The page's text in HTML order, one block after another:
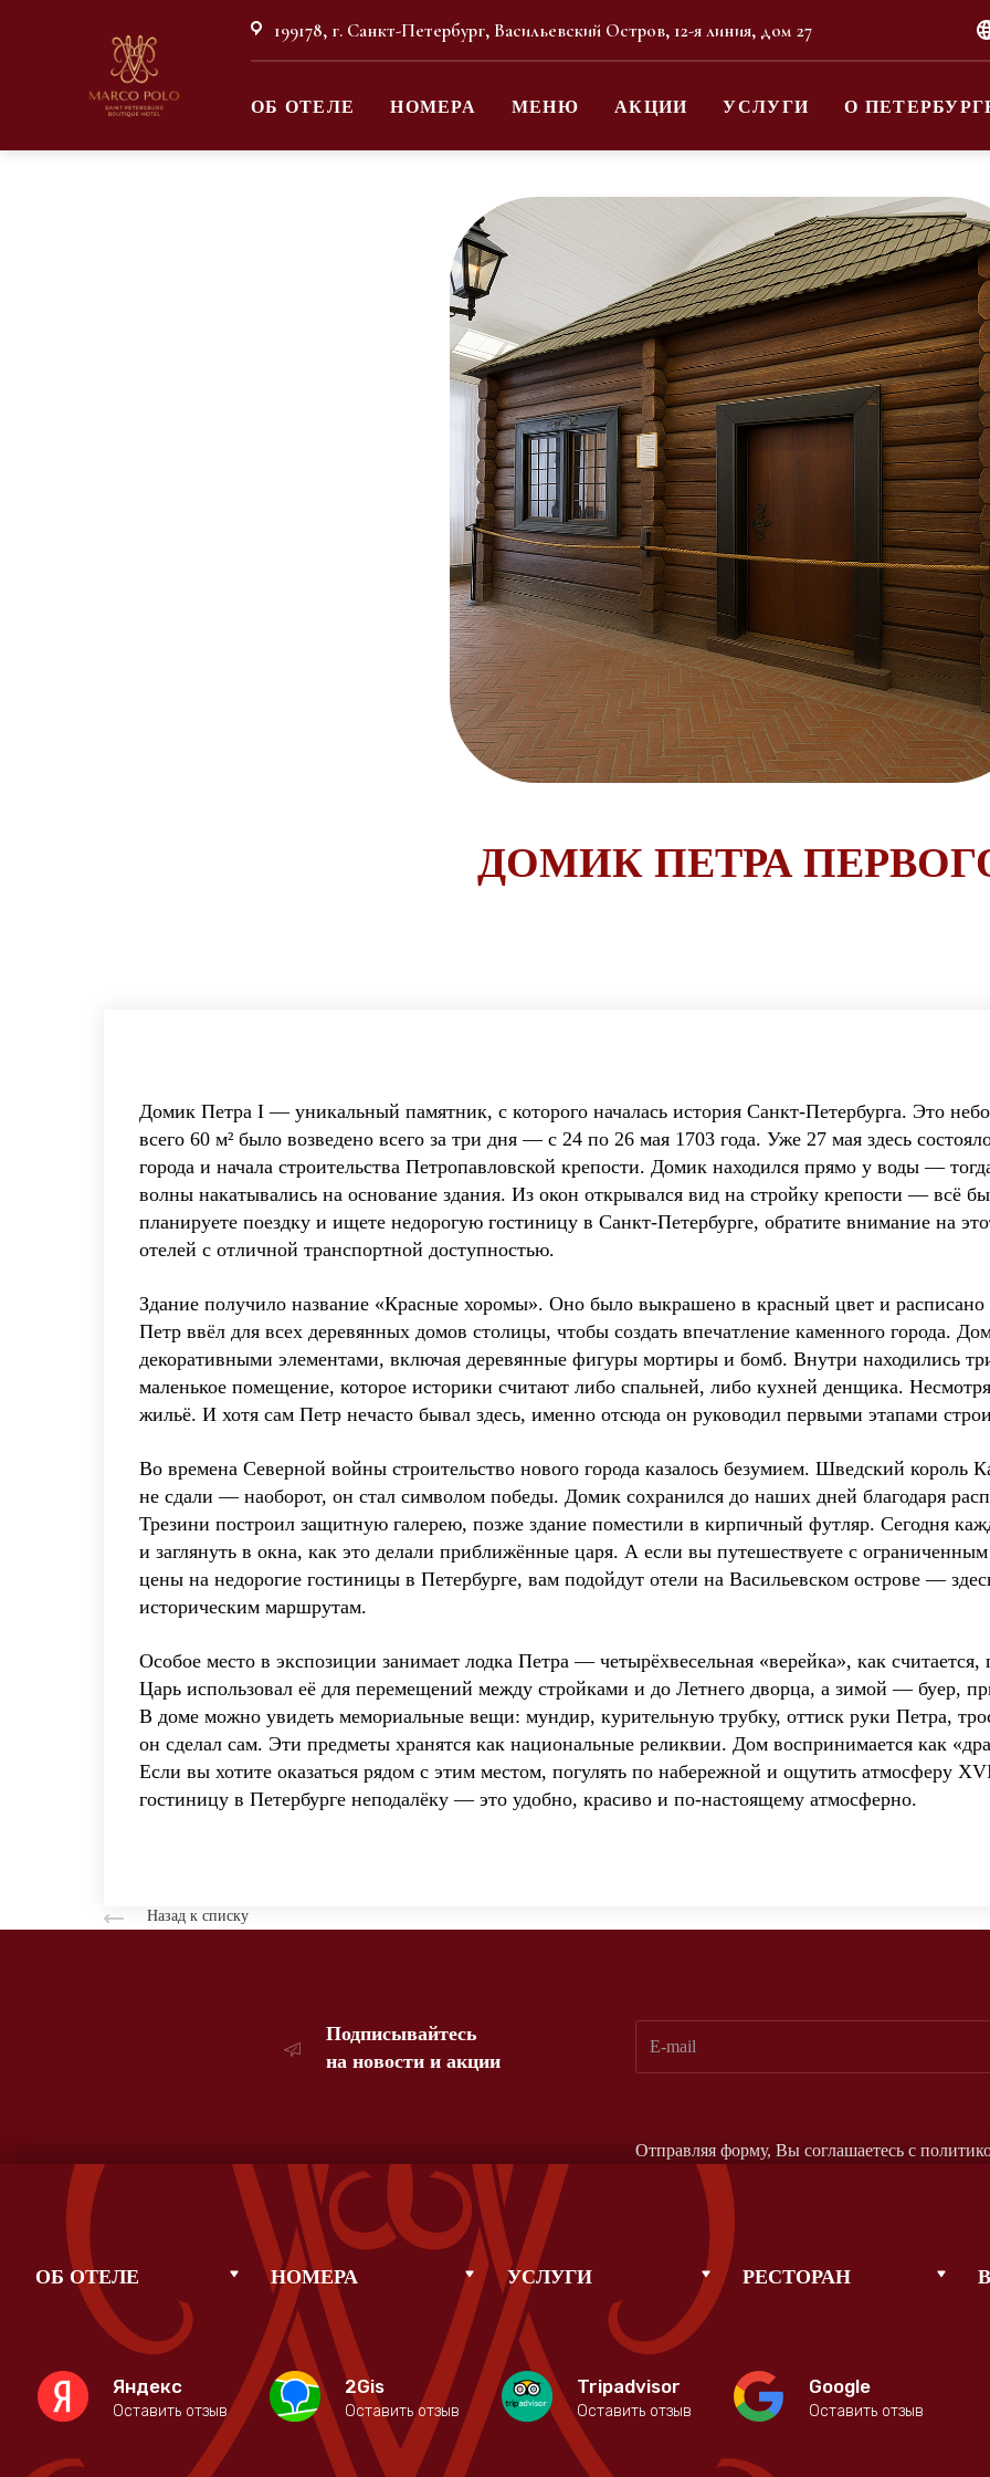
199178, г. Санкт-Петербург, Васильевский Остров, 12-я линия, дом 27
ОБ ОТЕЛЕ НОМЕРА МЕНЮ АКЦИИ УСЛУГИ О
ДОМИК ПЕТРА
Домик Петра I — уникальный памятник, с которого началась история Санкт-Петербурга. Это
всего 60 м² было возведено всего за три дня — с 24 по 26 мая 1703 года. Уже 27 мая здесь
города и начала строительства Петропавловской крепости. Домик находился прямо у воды —
волны накатывались на основание здания. Из окон открывался вид на стройку крепости — всё
планируете поездку и ищете недорогую гостиницу в Санкт-Петербурге, обратите внимание на
отелей с отличной транспортной доступностью.
Здание получило название «Красные хоромы». Оно было выкрашено в красный цвет и
Петр ввёл для всех деревянных домов столицы, чтобы создать впечатление каменного города.
декоративными элементами, включая деревянные фигуры мортиры и бомб. Внутри находились
маленькое помещение, которое историки считают либо спальней, либо кухней денщика.
жильё. И хотя сам Петр нечасто бывал здесь, именно отсюда он руководил первыми этапами
Во времена Северной войны строительство нового города казалось безумием. Шведский король
не сдали — наоборот, он стал символом победы. Домик сохранился до наших дней благодаря
Трезини построил защитную галерею, позже здание поместили в кирпичный футляр. Сегодня
и заглянуть в окна, как это делали приближённые царя. А если вы путешествуете с
цены на недорогие гостиницы в Петербурге, вам подойдут отели на Васильевском острове —
историческим маршрутам.
Особое место в экспозиции занимает лодка Петра — четырёхвесельная «верейка», как
Царь использовал её для перемещений между стройками и до Летнего дворца, а зимой — буер,
В доме можно увидеть мемориальные вещи: мундир, курительную трубку, оттиск руки Петра,
он сделал сам. Эти предметы хранятся как национальные реликвии. Дом воспринимается как
Если вы хотите оказаться рядом с этим местом, погулять по набережной и ощутить атмосферу
гостиницу в Петербурге неподалёку — это удобно, красиво и по-настоящему атмосферно.
Назад к списку
Подписывайтесь
на новости и акции
Отправляя форму, Вы соглашаетесь с
ОБ ОТЕЛЕ НОМЕРА УСЛУГИ РЕСТОРАН
Яндекс
Оставить отзыв
2Gis
Оставить отзыв
Tripadvisor
Оставить отзыв
Google
Оставить отзыв